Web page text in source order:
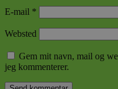
E-mail *
Websted
Gem mit navn, mail og
jeg kommenterer.